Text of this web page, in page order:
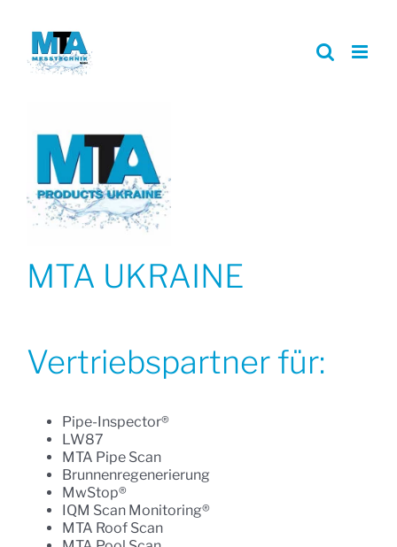
springen
MTA UKRAINE
Vertriebspartner für:
Pipe-Inspector®
LW87
MTA Pipe Scan
Brunnenregenerierung
MwStop®
IQM Scan Monitoring®
MTA Roof Scan